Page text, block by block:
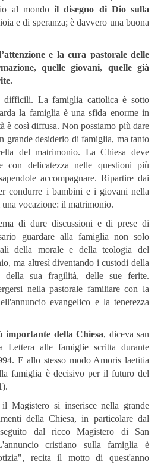
al mondoil disegno di Dio sulla
e di speranza; è davvero una buona
e la cura pastorale delle
quelle giovani, quelle già
difficili. La famiglia cattolica è sotto
la famiglia è una sfida enorme in
è così diffusa. Non possiamo più dare
grande desiderio di famiglia, ma tanto
del matrimonio. La Chiesa deve
con delicatezza nelle questioni più
accompagnare. Ripartire dai
condurre i bambini e i giovani nella
vocazione: il matrimonio.
di dure discussioni e di prese di
guardare alla famiglia non solo
della morale e della teologia del
ma altresì diventando i custodi della
della sua fragilità, delle sue ferite.
nella pastorale familiare con la
evangelico e la tenerezza
della Chiesa, diceva san
Lettera alle famiglie scritta durante
E allo stesso modo Amoris laetitia
famiglia è decisivo per il futuro del
Magistero si inserisce nella grande
della Chiesa, in particolare dal
dal ricco Magistero di San
cristiano sulla famiglia è
​​recita il motto di quest'anno